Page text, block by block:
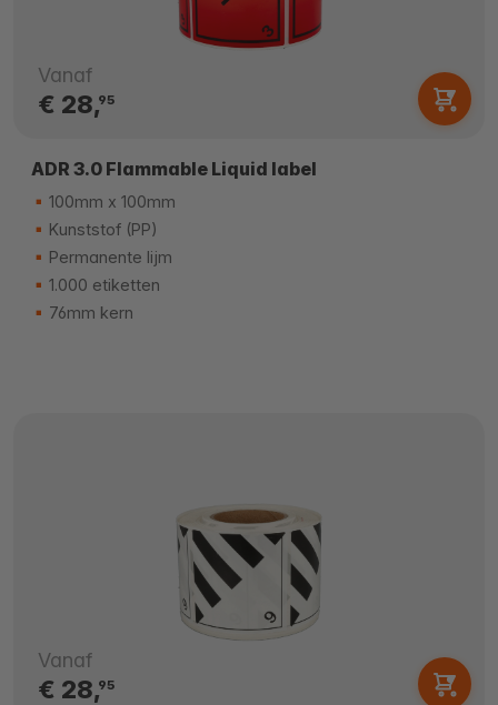
Vanaf
€ 28,95
ADR 3.0 Flammable Liquid label
100mm x 100mm
Kunststof (PP)
Permanente lijm
1.000 etiketten
76mm kern
Vanaf
€ 28,95